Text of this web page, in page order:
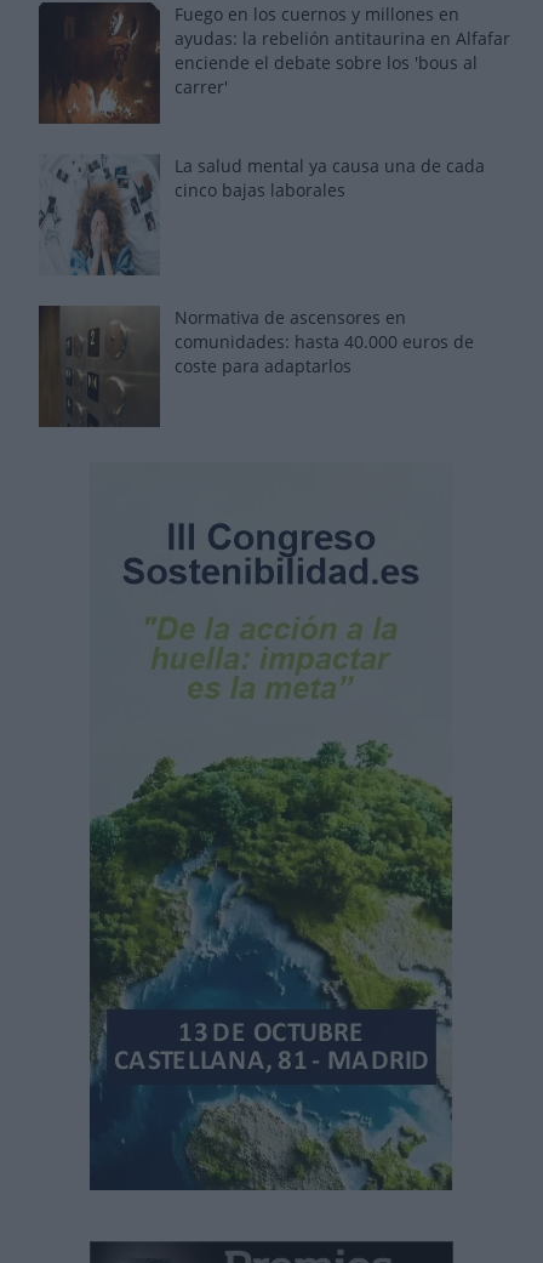
Fuego en los cuernos y millones en
ayudas: la rebelión antitaurina en Alfafar
enciende el debate sobre los 'bous al
carrer'
La salud mental ya causa una de cada
cinco bajas laborales
Normativa de ascensores en
comunidades: hasta 40.000 euros de
coste para adaptarlos